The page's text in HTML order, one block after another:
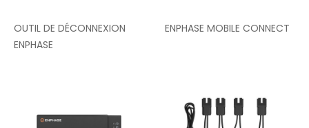
OUTIL DE DÉCONNEXION
ENPHASE
ENPHASE MOBILE CONNECT